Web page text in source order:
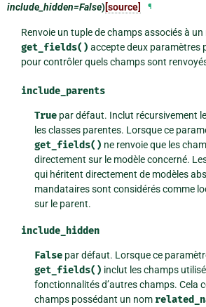
include_hidden=False)[source] ¶
Renvoie un tuple de champs associés à un
get_fields() accepte deux paramètres
pour contrôler quels champs sont
include_parents
True par défaut. Inclut récursivement
les classes parentes. Lorsque ce
get_fields() ne renvoie que les
directement sur le modèle concerné.
qui héritent directement de modèles
mandataires sont considérés comme
sur le parent.
include_hidden
False par défaut. Lorsque ce
get_fields() inclut les champs
fonctionnalités d’autres champs. Cela
champs possédant un nom